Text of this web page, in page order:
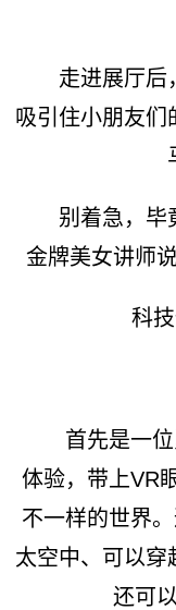
走进展厅后，
吸引住小朋友们
别着急，毕竟
金牌美女讲师
科技
首先是一位
体验，带上VR
不一样的世界
太空中、可以穿
还可